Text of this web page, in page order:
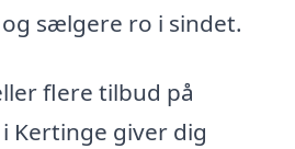
sælgere ro i sindet.
flere tilbud på
Kertinge giver dig